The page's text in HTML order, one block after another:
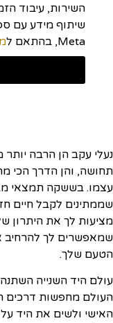
השירות, עיבוד
Meta, בהתאם ל
נעלי עקב הן הרבה
תחושה, והן הדרך הכי
עצמו. בששקה תמצאי
שממתינים לקבל חיים
מציעות לך את היתרון
שמאפשרים לך להרחיב
הטעם שלך.
עולם היד השנייה
העולם מחפשות דרכים
האישי ולשים את היד